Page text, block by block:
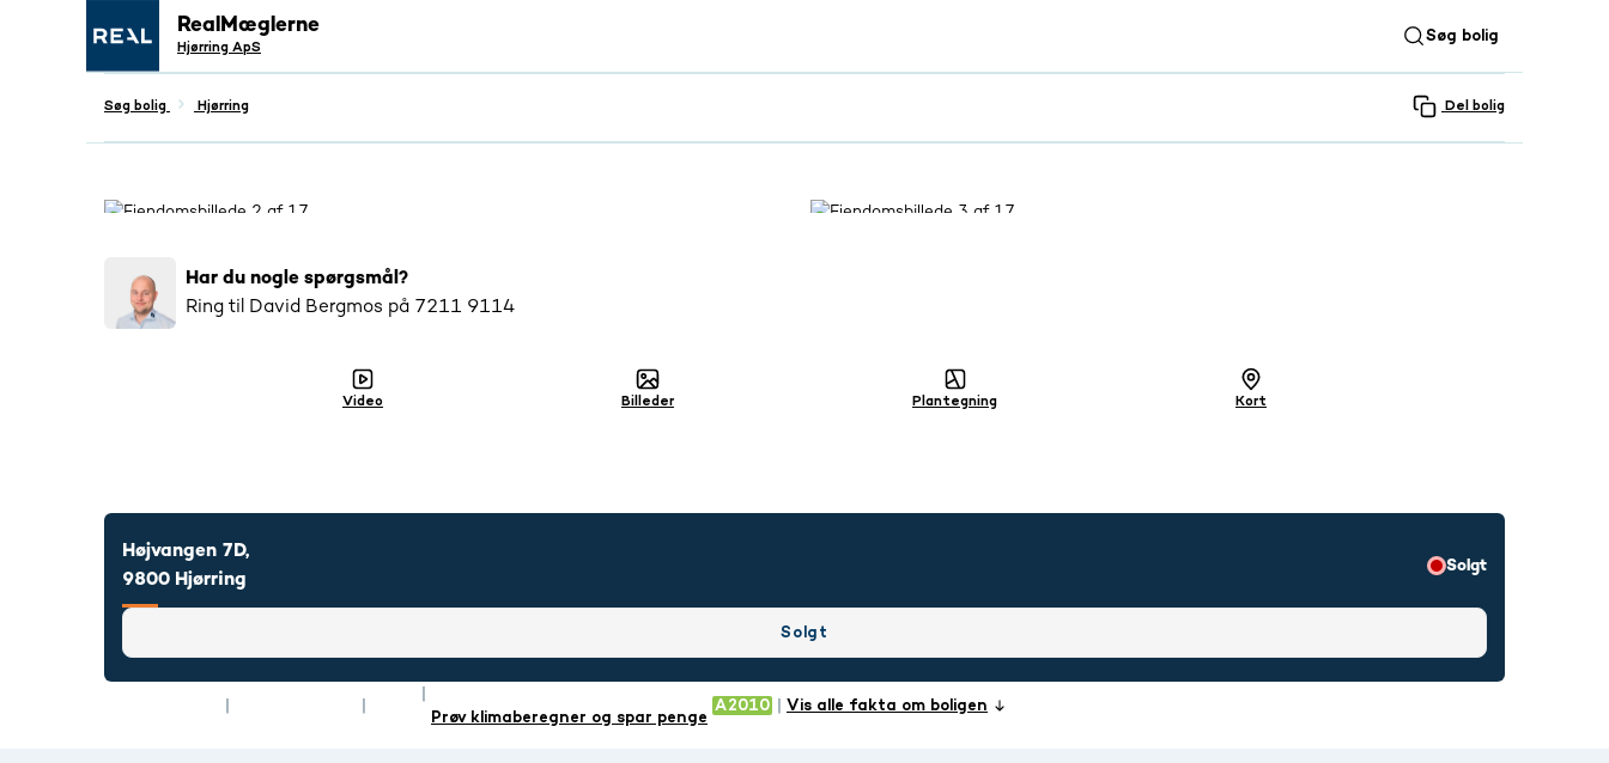
RealMæglerne
Hjørring ApS
Søg bolig
Søg bolig Hjørring Del bolig
10salgsopstillinger tilsendt
Har du nogle spørgsmål?
Ring til David Bergmos på 7211 9114
Video Billeder Plantegning Kort
Højvangen 7D,
9800 Hjørring
Solgt
Solgt
Prøv klimaberegner og spar penge
Vis alle fakta om boligen